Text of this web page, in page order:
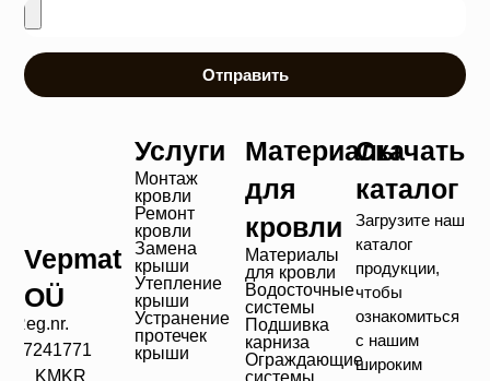
Отправить
Vepmat
OÜ
Reg.nr.
17241771
KMKR
Услуги
Монтаж
кровли
Ремонт
кровли
Замена
крыши
Утепление
крыши
Устранение
протечек
крыши
Материалы
для
кровли
Материалы
для кровли
Водосточные
системы
Подшивка
карниза
Ограждающие
системы
Скачать
каталог
Загрузите наш
каталог
продукции,
чтобы
ознакомиться
с нашим
широким